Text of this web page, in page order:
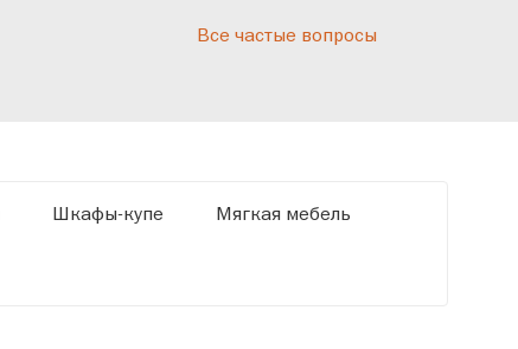
Все частые вопросы
Шкафы-купе Мягкая мебель